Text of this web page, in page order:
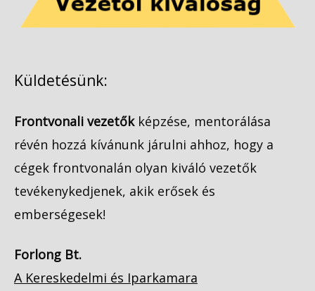
Küldetésünk:
Frontvonali vezetőkképzése, mentorálása
révén hozzá kívánunk járulni ahhoz, hogy a
cégek frontvonalán olyan kiváló vezetők
tevékenykedjenek, akik erősek és
emberségesek!
Forlong Bt.
A Kereskedelmi és Iparkamara